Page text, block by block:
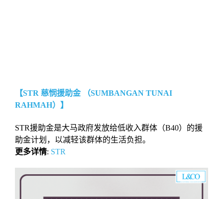
【STR 慈悯援助金 （SUMBANGAN TUNAI
RAHMAH）】
STR援助金是大马政府发放给低收入群体（B40）的援
助金计划，以减轻该群体的生活负担。
更多详情: STR